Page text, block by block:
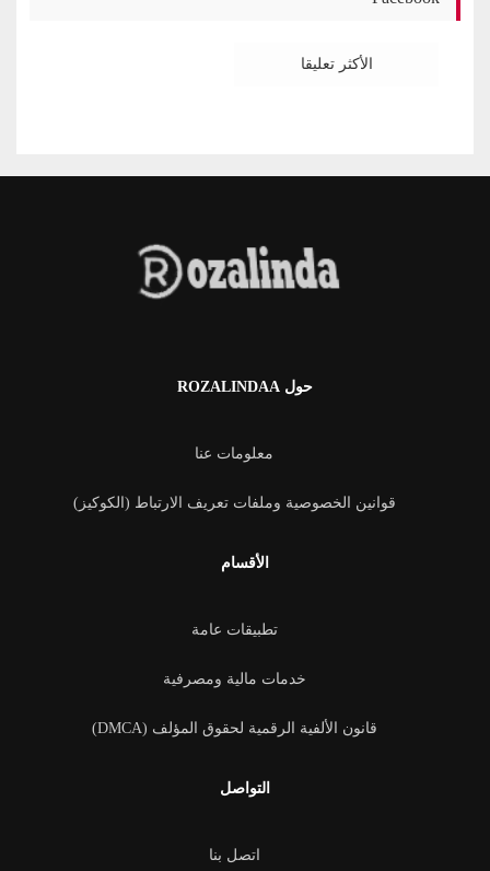
الأكثر تعليقا
حول ROZALINDAA
معلومات عنا
قوانين الخصوصية وملفات تعريف الارتباط (الكوكيز)
الأقسام
تطبيقات عامة
خدمات مالية ومصرفية
قانون الألفية الرقمية لحقوق المؤلف (DMCA)
التواصل
اتصل بنا